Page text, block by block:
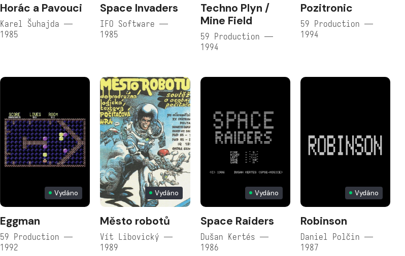
Horác a Pavouci
Karel Šuhajda —
1985
Space Invaders
IFO Software —
1985
Techno Plyn /
Mine Field
59 Production —
1994
Pozitronic
59 Production —
1994
Vydáno
Eggman
59 Production —
1992
Vydáno
Město robotů
Vít Libovický —
1989
Vydáno
Space Raiders
Dušan Kertés —
1986
Vydáno
Robinson
Daniel Polčin —
1987